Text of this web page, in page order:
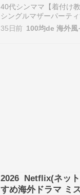
40代​シンママ【着付け
シングルマザーパーテ
た着付け教室…入って
加できなかったりでし
35日前 100均de 海外
2026 Netflix(ネッ
すめ海外ドラマ ミ